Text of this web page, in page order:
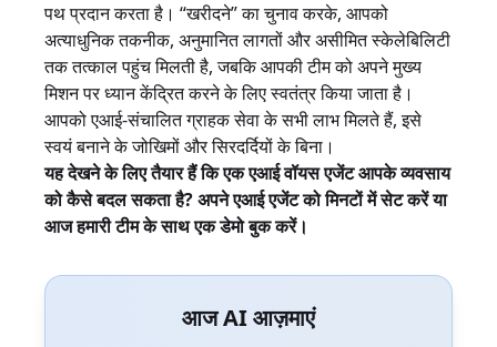
पथ प्रदान करता है। “खरीदने” का चुनाव करके, आपको
अत्याधुनिक तकनीक, अनुमानित लागतों और असीमित स्केलेबिलिटी
तक तत्काल पहुंच मिलती है, जबकि आपकी टीम को अपने मुख्य
मिशन पर ध्यान केंद्रित करने के लिए स्वतंत्र किया जाता है।
आपको एआई-संचालित ग्राहक सेवा के सभी लाभ मिलते हैं, इसे
स्वयं बनाने के जोखिमों और सिरदर्दियों के बिना।
यह देखने के लिए तैयार हैं कि एक एआई वॉयस एजेंट आपके व्यवसाय
को कैसे बदल सकता है?अपने एआई एजेंट को मिनटों में सेट करेंया
आज हमारी टीम के साथ एक डेमो बुक करें।
आज AI आज़माएं